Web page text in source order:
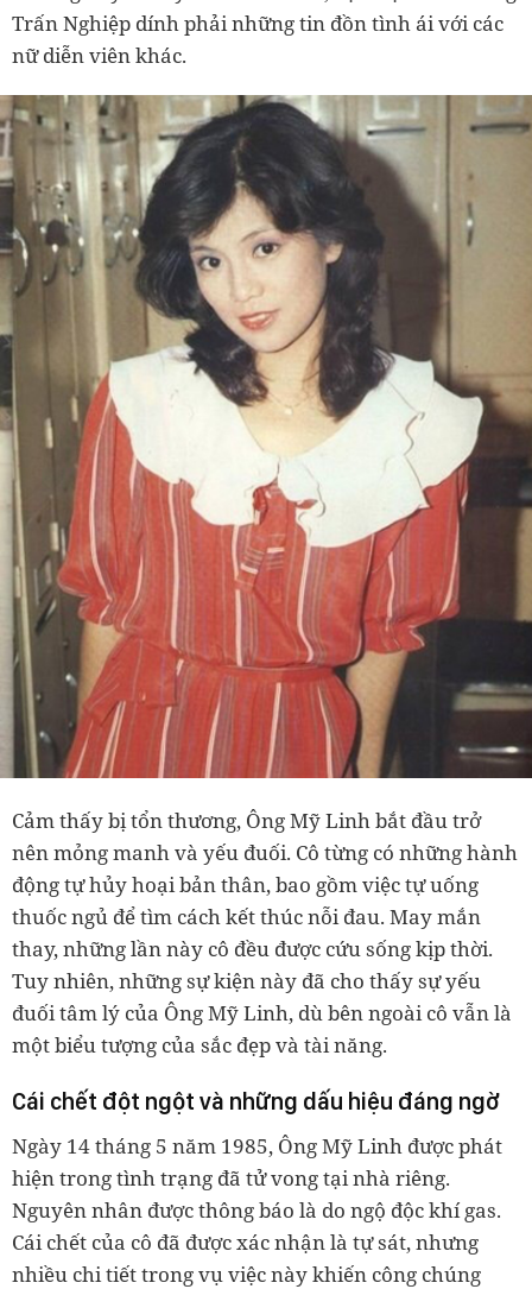
Trấn Nghiệp dính phải những tin đồn tình ái với các
nữ diễn viên khác.
Cảm thấy bị tổn thương, Ông Mỹ Linh bắt đầu trở
nên mỏng manh và yếu đuối. Cô từng có những hành
động tự hủy hoại bản thân, bao gồm việc tự uống
thuốc ngủ để tìm cách kết thúc nỗi đau. May mắn
thay, những lần này cô đều được cứu sống kịp thời.
Tuy nhiên, những sự kiện này đã cho thấy sự yếu
đuối tâm lý của Ông Mỹ Linh, dù bên ngoài cô vẫn là
một biểu tượng của sắc đẹp và tài năng.
Cái chết đột ngột và những dấu hiệu đáng ngờ
Ngày 14 tháng 5 năm 1985, Ông Mỹ Linh được phát
hiện trong tình trạng đã tử vong tại nhà riêng.
Nguyên nhân được thông báo là do ngộ độc khí gas.
Cái chết của cô đã được xác nhận là tự sát, nhưng
nhiều chi tiết trong vụ việc này khiến công chúng